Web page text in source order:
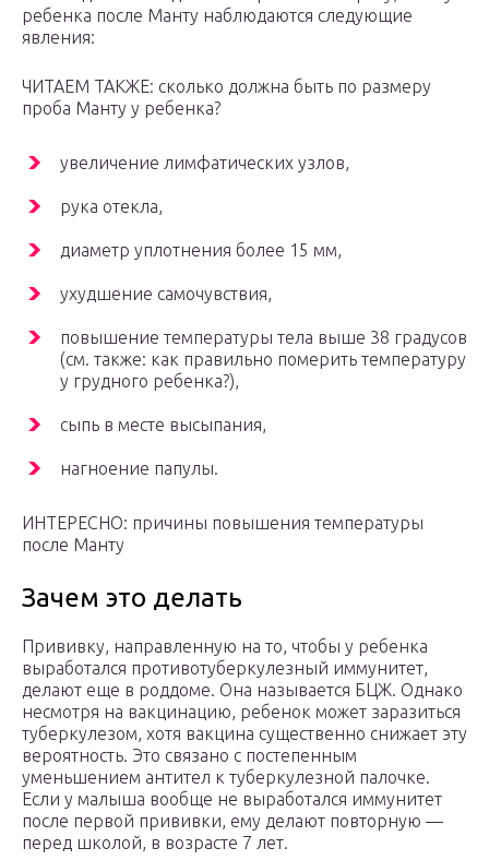
ребенка после Манту наблюдаются следующие
явления:
ЧИТАЕМ ТАКЖЕ: сколько должна быть по размеру
проба Манту у ребенка?
увеличение лимфатических узлов,
рука отекла,
диаметр уплотнения более 15 мм,
ухудшение самочувствия,
повышение температуры тела выше 38 градусов
(см. также: как правильно померить температуру
у грудного ребенка?),
сыпь в месте высыпания,
нагноение папулы.
ИНТЕРЕСНО: причины повышения температуры
после Манту
Зачем это делать
Прививку, направленную на то, чтобы у ребенка
выработался противотуберкулезный иммунитет,
делают еще в роддоме. Она называется БЦЖ. Однако
несмотря на вакцинацию, ребенок может заразиться
туберкулезом, хотя вакцина существенно снижает эту
вероятность. Это связано с постепенным
уменьшением антител к туберкулезной палочке.
Если у малыша вообще не выработался иммунитет
после первой прививки, ему делают повторную —
перед школой, в возрасте 7 лет.